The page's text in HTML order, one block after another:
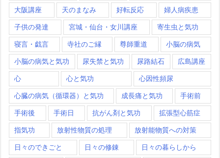
大阪講座 天のまなみ 好転反応 婦人病疾患
子供の発達 宮城・仙台・女川講座 寄生虫と気功
寝言・戯言 寺社のご縁 尊師重道 小脳の病気
小脳の病気と気功 尿失禁と気功 尿路結石 広島講座
心 心と気功 心因性頻尿
心臓の病気（循環器）と気功 成長痛と気功 手術前
手術後 手術日 抗がん剤と気功 拡張型心筋症
指気功 放射性物質の処理 放射能物質への対策
日々のできごと 日々の修錬 日々の暮らしから